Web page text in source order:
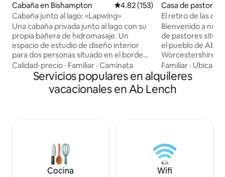
Cabaña en Bishampton Calificación promedio: 4.82 de
4.82 (153)
Cabaña junto al lago: «Lapwing»
Una cabaña privada junto al lago con su
propia bañera de hidromasaje. Un
espacio de estudio de diseño interior
para dos personas situado en el borde
del lago privado. Bañera de hidromasaje,
terraza con muebles de exterior, sala de
estar, cocina totalmente funcional,
ducha y un área de dormitorio con una
huéspedes, por un costo adicional. Ten
en cuenta que intencionalmente no hay
televisión ni WIFI con la esperanza de
Calidad-precio · Familiar · Caminata
Casa de pastor
El retiro de las
Abberton
Bienvenido a
de pastores
el pueblo de
Worcestershire,
Cotswolds. Esta
encuentra
mientras disfruta
sobre Bredon Hill
Aberdeen Angus
disponibles
petición. Las
Familiar ·
Servicios populares en alquileres
vacacionales en Ab Lench
Cocina Wifi